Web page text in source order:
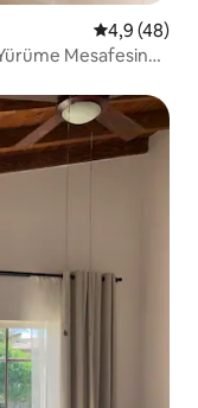
5 üzerinden
4,9 (48)
Mesafesinde